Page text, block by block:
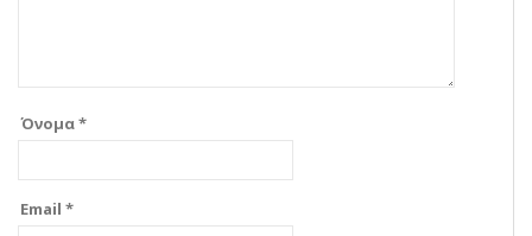
Όνομα*
Email *